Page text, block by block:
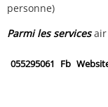
personne)
Parmi les servicesair
055295061 Fb